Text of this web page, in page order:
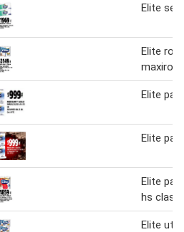
Elite
Elite
maxirollo
Elite
Elite
Elite
hs
Elite